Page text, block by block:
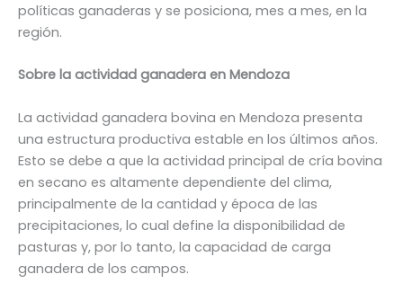
políticas ganaderas y se posiciona, mes a mes, en la
región.
Sobre la actividad ganadera en Mendoza
La actividad ganadera bovina en Mendoza presenta
una estructura productiva estable en los últimos años.
Esto se debe a que la actividad principal de cría bovina
en secano es altamente dependiente del clima,
principalmente de la cantidad y época de las
precipitaciones, lo cual define la disponibilidad de
pasturas y, por lo tanto, la capacidad de carga
ganadera de los campos.